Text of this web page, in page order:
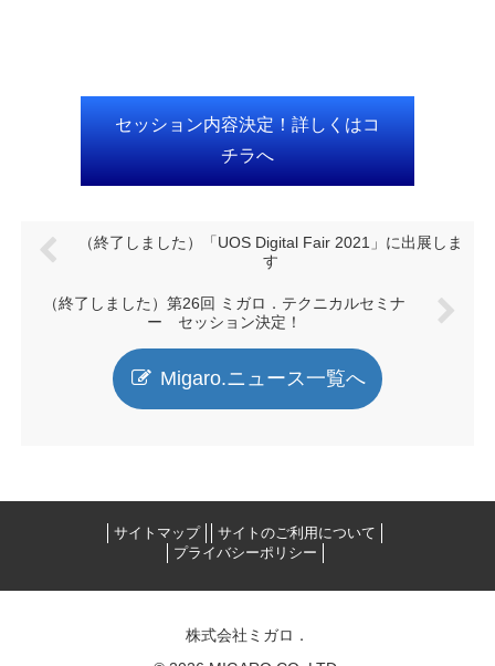
セッション内容決定！詳しくはコ
チラへ
（終了しました）「UOS Digital Fair 2021」に出展しま
す
（終了しました）第26回 ミガロ．テクニカルセミナ
ー セッション決定！
Migaro.ニュース一覧へ
サイトマップ
サイトのご利用について
プライバシーポリシー
株式会社ミガロ．